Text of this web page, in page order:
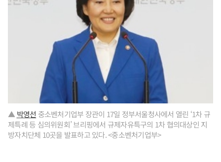
▲박영선 중소벤처기업부 장관이 17일 정부서울청사에서 열린 ‘1차 규
제특례 등 심의위원회’ 브리핑에서 규제자유특구의 1차 협의대상인 지
방자치단체 10곳을 발표하고 있다. <중소벤처기업부>